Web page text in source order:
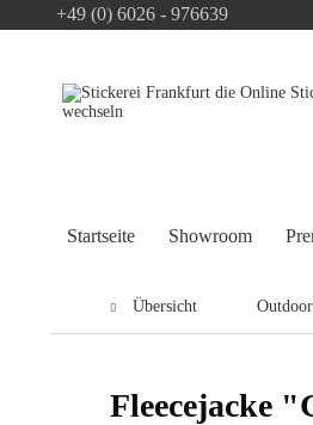
+49 (0) 6026 - 976639
Startseite Showroom
Übersicht Outdoor
Fleecejacke